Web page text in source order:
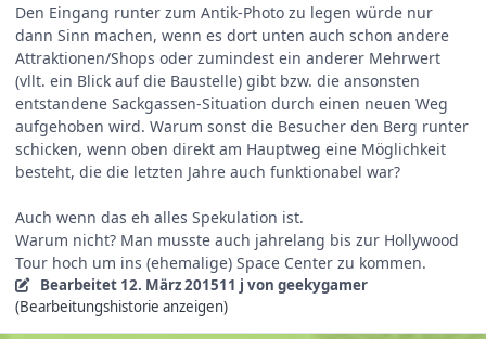
Den Eingang runter zum Antik-Photo zu legen würde nur
dann Sinn machen, wenn es dort unten auch schon andere
Attraktionen/Shops oder zumindest ein anderer Mehrwert
(vllt. ein Blick auf die Baustelle) gibt bzw. die ansonsten
entstandene Sackgassen-Situation durch einen neuen Weg
aufgehoben wird. Warum sonst die Besucher den Berg runter
schicken, wenn oben direkt am Hauptweg eine Möglichkeit
besteht, die die letzten Jahre auch funktionabel war?
Auch wenn das eh alles Spekulation ist.
Warum nicht? Man musste auch jahrelang bis zur Hollywood
Tour hoch um ins (ehemalige) Space Center zu kommen.
Bearbeitet 12. März 201511 j von geekygamer
(Bearbeitungshistorie anzeigen)